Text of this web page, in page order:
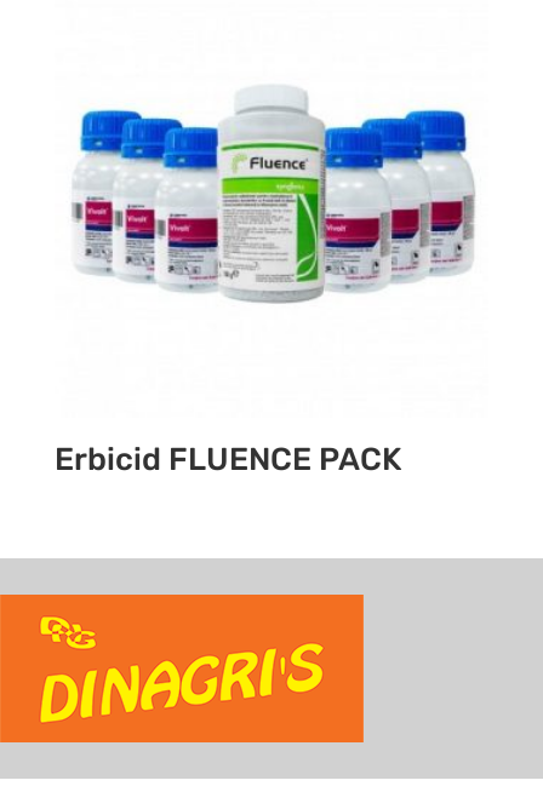
Erbicid FLUENCE PACK